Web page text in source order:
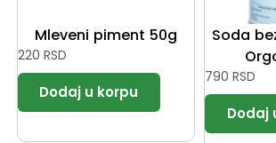
Mleveni piment 50g
220 RSD
Soda
790 RSD